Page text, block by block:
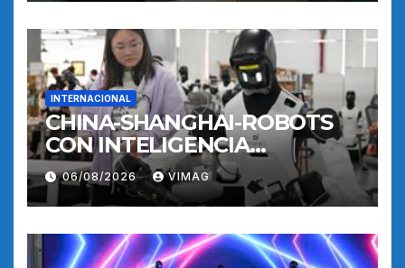
INTERNACIONAL
CHINA-SHANGHAI-ROBOTS
CON INTELIGENCIA
INCORPORADA-
ENTRENAMIENTO
06/08/2026 VIMAG